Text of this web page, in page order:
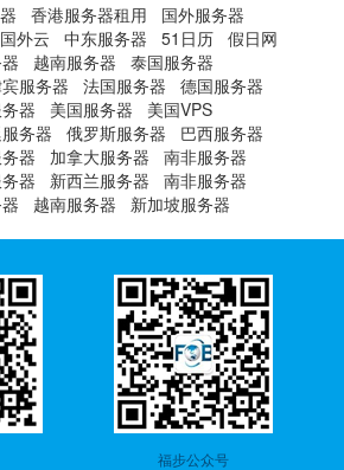
香港服务器租用
国外服务器
国外云 中东服务器 51日历 假日网
越南服务器
泰国服务器
服务器 法国服务器
德国服务器
器 美国服务器
美国VPS
务器 俄罗斯服务器
巴西服务器
器 加拿大服务器
南非服务器
器 新西兰服务器
南非服务器
越南服务器 新加坡服务器
福步公众号